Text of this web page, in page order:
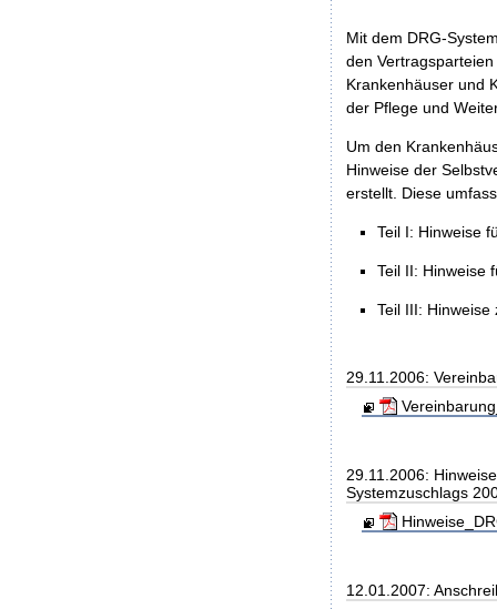
Mit dem DRG-
den
Krankenhäuser und
der Pflege und
Um den
Hinweise der
erstellt. Diese
Teil I: Hinweise
Teil II: Hinweise
Teil III:
29.11.2006:
29.11.2006:
Systemzuschlags
12.01.2007: